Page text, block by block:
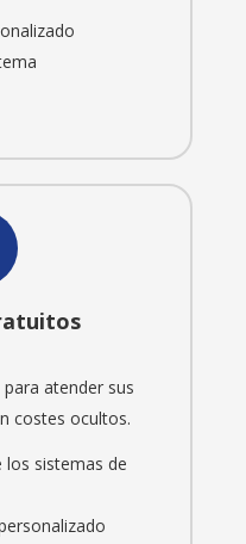
atender sus
costes ocultos.
los sistemas de